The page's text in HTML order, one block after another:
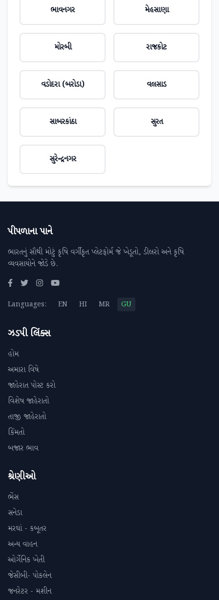
ભાવનગર મેહસાણા
મોરબી રાજકોટ
વડોદરા (બરોડા) વલસાડ
સાબરકાંઠા સુરત
સુરેન્દ્રનગર
પીપળાના પાને
ભારતનું સૌથી મોટું કૃષિ વર્ગીકૃત પ્લેટફોર્મ જે ખેડૂતો, ડીલરો અને કૃષિ
વ્યવસાયોને જોડે છે.
Languages: EN HI MR GU
ઝડપી લિંક્સ
હોમ
અમારા વિષે
જાહેરાત પોસ્ટ કરો
વિશેષ જાહેરાતો
તાજી જાહેરાતો
કિંમતો
બજાર ભાવ
શ્રેણીઓ
ભેંસ
સનેડા
મરઘાં - કબૂતર
અન્ય વાહન
ઓર્ગેનિક ખેતી
જેસીબી- પોકલેન
જનરેટર - મશીન